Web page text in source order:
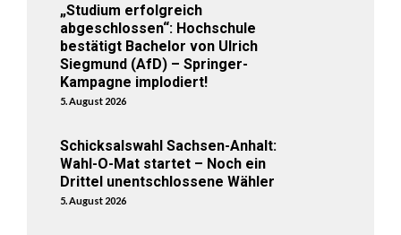
„Studium erfolgreich
abgeschlossen“: Hochschule
bestätigt Bachelor von Ulrich
Siegmund (AfD) – Springer-
Kampagne implodiert!
5. August 2026
Schicksalswahl Sachsen-Anhalt:
Wahl-O-Mat startet – Noch ein
Drittel unentschlossene Wähler
5. August 2026